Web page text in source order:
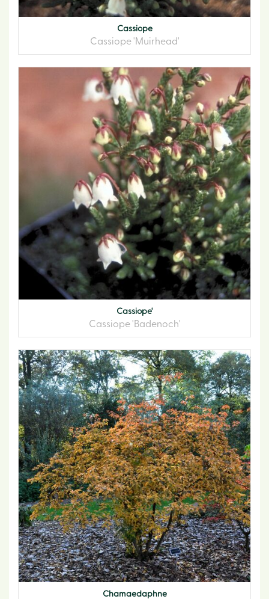
Cassiope
Cassiope 'Muirhead'
Cassiope'
Cassiope 'Badenoch'
Chamaedaphne